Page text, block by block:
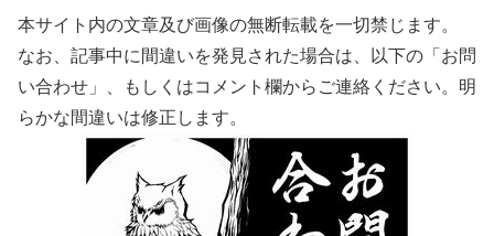
本サイト内の文章及び画像の無断転載を一切禁じます。
なお、記事中に間違いを発見された場合は、以下の「お問
い合わせ」、もしくはコメント欄からご連絡ください。明
らかな間違いは修正します。